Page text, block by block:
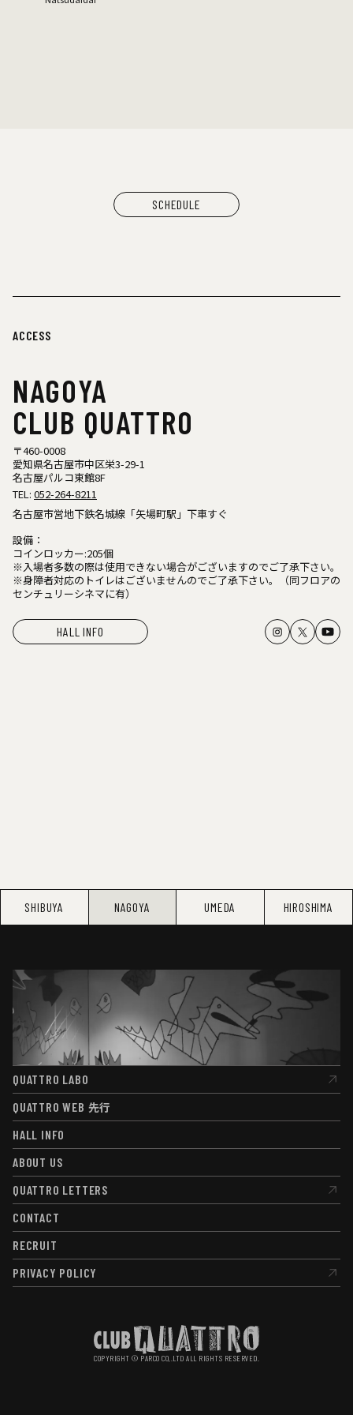
SCHEDULE
ACCESS
NAGOYA
CLUB QUATTRO
〒460-0008
愛知県名古屋市中区栄3-29-1
名古屋パルコ東館8F
TEL: 052-264-8211
名古屋市営地下鉄名城線「矢場町駅」下車すぐ
設備：
コインロッカー:205個
※入場者多数の際は使用できない場合がございますのでご了承下さい。
※身障者対応のトイレはございませんのでご了承下さい。（同フロアの
センチュリーシネマに有）
HALL INFO
SHIBUYA NAGOYA UMEDA HIROSHIMA
QUATTRO LABO
QUATTRO LABO
QUATTRO WEB 先行
QUATTRO WEB先行
HALL INFO
HALL INFO
ABOUT US
ABOUT US
QUATTRO LETTERS
QUATTRO LETTERS
CONTACT
CONTACT
RECRUIT
RECRUIT
PRIVACY POLICY
PRIVACY POLICY
COPYRIGHT © PARCO CO,.LTD ALL RIGHTS RESERVED.